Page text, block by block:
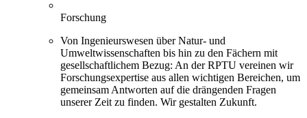
Forschung
Von Ingenieurswesen über Natur- und
Umweltwissenschaften bis hin zu den Fächern mit
gesellschaftlichem Bezug: An der RPTU vereinen wir
Forschungsexpertise aus allen wichtigen Bereichen, um
gemeinsam Antworten auf die drängenden Fragen
unserer Zeit zu finden. Wir gestalten Zukunft.